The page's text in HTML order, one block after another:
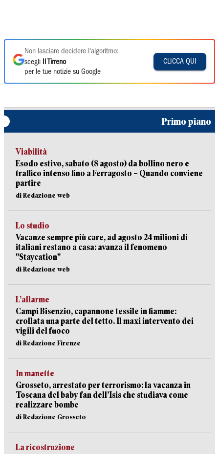
Non lasciare decidere l'algoritmo:
scegli
Il Tirreno
per le tue notizie su Google
CLICCA QUI
Primo piano
Viabilità
Esodo estivo, sabato (8 agosto) da bollino nero e
traffico intenso fino a Ferragosto – Quando conviene
partire
di Redazione web
Lo studio
Vacanze sempre più care, ad agosto 24 milioni di
italiani restano a casa: avanza il fenomeno
"Staycation"
di Redazione web
L’allarme
Campi Bisenzio, capannone tessile in fiamme:
crollata una parte del tetto. Il maxi intervento dei
vigili del fuoco
di Redazione Firenze
In manette
Grosseto, arrestato per terrorismo: la vacanza in
Toscana del baby fan dell’Isis che studiava come
realizzare bombe
di Redazione Grosseto
La ricostruzione